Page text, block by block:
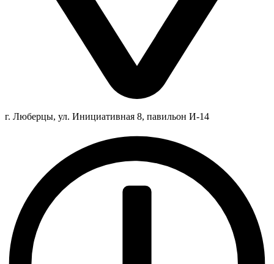
г. Люберцы, ул. Инициативная 8, павильон И-14